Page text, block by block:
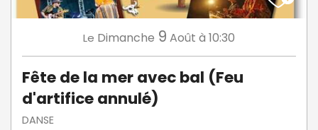
Le Dimanche 9 Août à 10:30
Fête de la mer avec bal (Feu
d'artifice annulé)
DANSE